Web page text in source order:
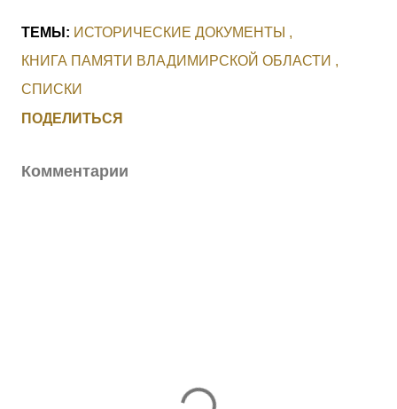
ТЕМЫ: ИСТОРИЧЕСКИЕ ДОКУМЕНТЫ
КНИГА ПАМЯТИ ВЛАДИМИРСКОЙ ОБЛАСТИ
СПИСКИ
ПОДЕЛИТЬСЯ
Комментарии